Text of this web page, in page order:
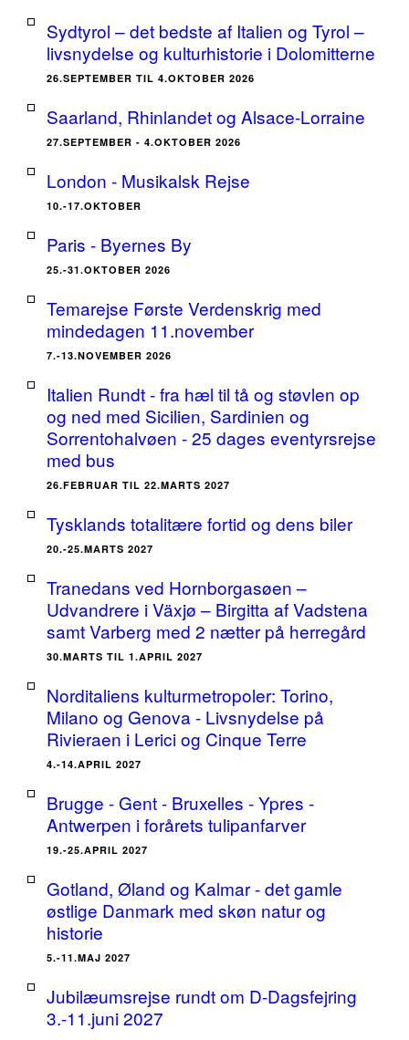
Sydtyrol – det bedste af Italien og Tyrol –
livsnydelse og kulturhistorie i Dolomitterne
26.SEPTEMBER TIL 4.OKTOBER 2026
Saarland, Rhinlandet og Alsace-Lorraine
27.SEPTEMBER - 4.OKTOBER 2026
London - Musikalsk Rejse
10.-17.OKTOBER
Paris - Byernes By
25.-31.OKTOBER 2026
Temarejse Første Verdenskrig med
mindedagen 11.november
7.-13.NOVEMBER 2026
Italien Rundt - fra hæl til tå og støvlen op
og ned med Sicilien, Sardinien og
Sorrentohalvøen - 25 dages eventyrsrejse
med bus
26.FEBRUAR TIL 22.MARTS 2027
Tysklands totalitære fortid og dens biler
20.-25.MARTS 2027
Tranedans ved Hornborgasøen –
Udvandrere i Växjø – Birgitta af Vadstena
samt Varberg med 2 nætter på herregård
30.MARTS TIL 1.APRIL 2027
Norditaliens kulturmetropoler: Torino,
Milano og Genova - Livsnydelse på
Rivieraen i Lerici og Cinque Terre
4.-14.APRIL 2027
Brugge - Gent - Bruxelles - Ypres -
Antwerpen i forårets tulipanfarver
19.-25.APRIL 2027
Gotland, Øland og Kalmar - det gamle
østlige Danmark med skøn natur og
historie
5.-11.MAJ 2027
Jubilæumsrejse rundt om D-Dagsfejring
3.-11.juni 2027